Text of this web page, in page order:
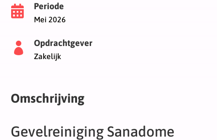
 Periode
Mei 2026
 Opdrachtgever
Zakelijk
Omschrijving
Gevelreiniging Sanadome